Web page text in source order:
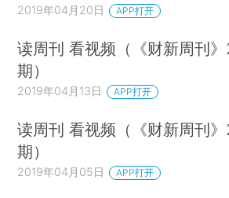
2019年04月20日 APP打开
读周刊 看视频（《财新周刊
期）
2019年04月13日 APP打开
读周刊 看视频（《财新周刊
期）
2019年04月05日 APP打开